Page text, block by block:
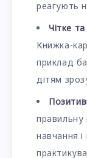
реагують
Чітке
Книжка-
приклад
дітям
правильну
навчання